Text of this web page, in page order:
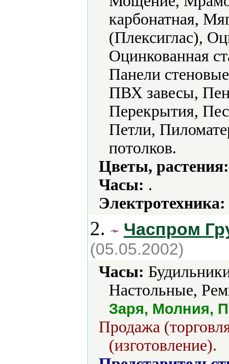
карбонатная,
(Плексиглас),
Оцинкованная
Панели
ПВХ завесы,
Перекрытия,
Петли,
потолков.
Цветы, растения:
Часы: .
Электротехника:
2. Часпром
(05.05.2002)
Часы:
Настольные,
Заря, Молния,
Продажа
(изготовление).